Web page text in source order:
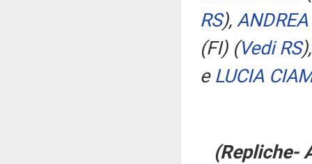
RS), ANDREA
(FI) (Vedi RS)
e LUCIA
(Repliche-